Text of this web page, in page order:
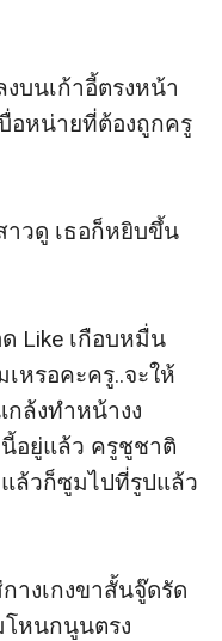
งบนเก้าอี้ตรงหน้า
อหน่ายที่ต้องถูกครู
าวดู เธอก็หยิบขึ้น
Like เกือบหมื่น
หรอคะครู..จะให้
กล้งทำหน้างง
อยู่แล้ว ครูชูชาติ
ล้วก็ซูมไปที่รูปแล้ว
างเกงขาสั้นจู๊ดรัด
หนกนูนตรง